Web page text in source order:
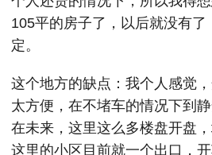
105平的房子了，以后就没有了
定。
这个地方的缺点：我个人感觉
太方便，在不堵车的情况下到
在未来，这里这么多楼盘开盘，
这里的小区目前就一个出口，